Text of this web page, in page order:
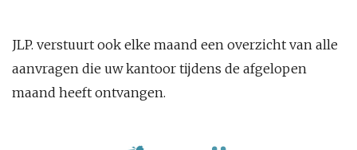
JLP. verstuurt ook elke maand een overzicht van alle
aanvragen die uw kantoor tijdens de afgelopen
maand heeft ontvangen.